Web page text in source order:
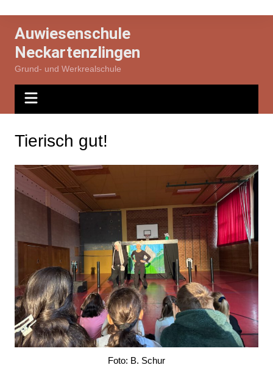
springen
Auwiesenschule
Neckartenzlingen
Grund- und Werkrealschule
Tierisch gut!
Foto: B. Schur